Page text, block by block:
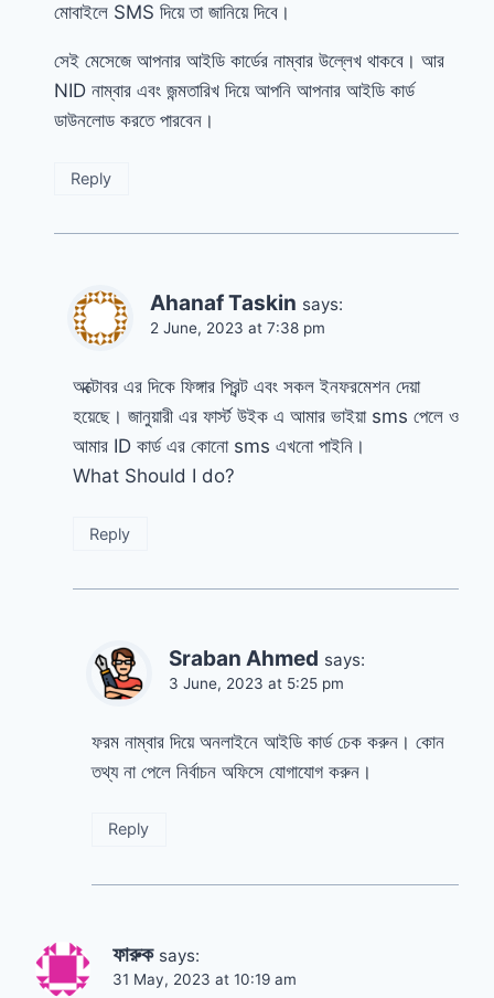
মোবাইলে SMS দিয়ে তা জানিয়ে দিবে।
সেই মেসেজে আপনার আইডি কার্ডের নাম্বার উল্লেখ থাকবে। আর
NID নাম্বার এবং জন্মতারিখ দিয়ে আপনি আপনার আইডি কার্ড
ডাউনলোড করতে পারবেন।
Reply
Ahanaf Taskin says:
2 June, 2023 at 7:38 pm
অক্টোবর এর দিকে ফিঙ্গার প্রিন্ট এবং সকল ইনফরমেশন দেয়া
হয়েছে। জানুয়ারী এর ফার্স্ট উইক এ আমার ভাইয়া sms পেলে ও
আমার ID কার্ড এর কোনো sms এখনো পাইনি।
What Should I do?
Reply
Sraban Ahmed says:
3 June, 2023 at 5:25 pm
ফরম নাম্বার দিয়ে অনলাইনে আইডি কার্ড চেক করুন। কোন
তথ্য না পেলে নির্বাচন অফিসে যোগাযোগ করুন।
Reply
ফারুক says:
31 May, 2023 at 10:19 am